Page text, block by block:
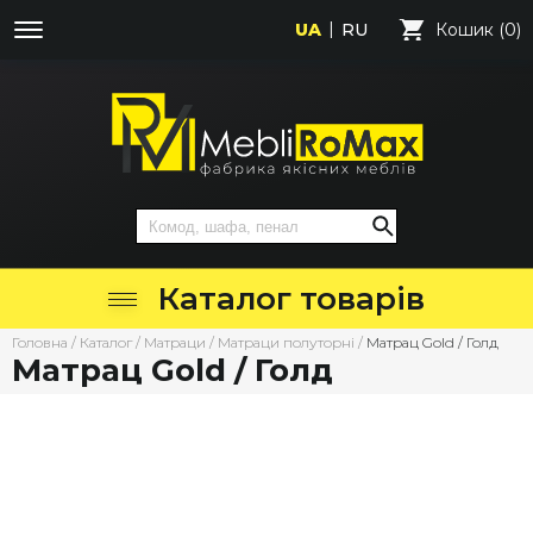
UA RU Кошик (0)
Каталог товарів
Головна / Каталог / Матраци / Матраци полуторні / Матрац Gold / Голд
Матрац Gold / Голд